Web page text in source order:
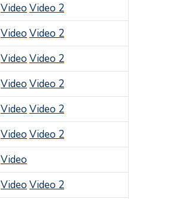
Video Video 2
Video Video 2
Video Video 2
Video Video 2
Video Video 2
Video Video 2
Video
Video Video 2